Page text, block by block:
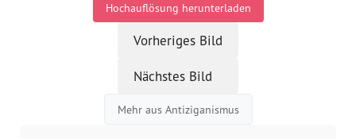
Anlaufstelle Nevo Foro (Neue
Sozialberatungsstellen
Hochauflösung herunterladen
Vorheriges Bild
Nächstes Bild
Mehr aus Antiziganismus